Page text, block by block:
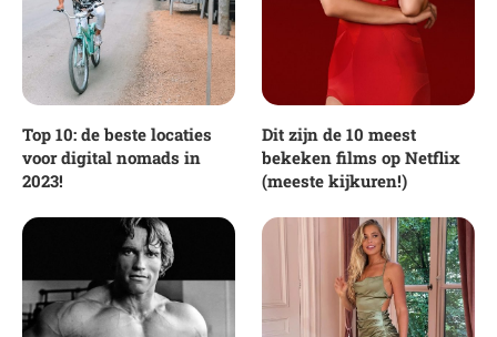
Top 10: de beste locaties
voor digital nomads in
2023!
Dit zijn de 10 meest
bekeken films op Netflix
(meeste kijkuren!)